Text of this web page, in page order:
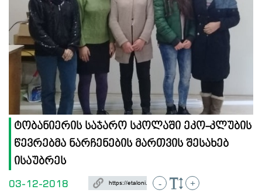
ტობანიერის საჯარო სკოლაში ეკო-კლუბის
წევრებმა ნარჩენების მართვის შესახებ
ისაუბრეს
03-12-2018 - +